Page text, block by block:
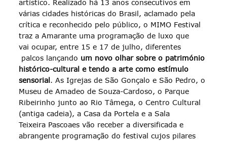
artístico. Realizado há 13 anos consecutivos em
várias cidades históricas do Brasil, aclamado pela
crítica e reconhecido pelo público, o MIMO Festival
traz a Amarante uma programação de luxo que
vai ocupar, entre 15 e 17 de julho, diferentes
palcos lançando um novo olhar sobre o património
histórico-cultural e tendo a arte como estímulo
sensorial. As Igrejas de São Gonçalo e São Pedro, o
Museu de Amadeo de Souza-Cardoso, o Parque
Ribeirinho junto ao Rio Tâmega, o Centro Cultural
(antiga cadeia), a Casa da Portela e a Sala
Teixeira Pascoaes vão receber a diversificada e
abrangente programação do festival cujos pilares